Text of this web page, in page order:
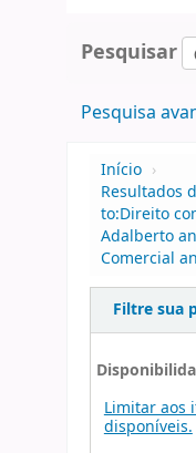
Pesquisar
Pesquisa
Início ›
Resultados
to:Direito
Adalberto
Comercial
Filtre sua
Limitar aos
disponíveis.